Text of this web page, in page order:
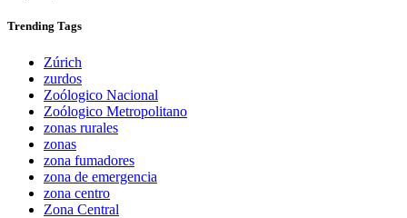
Trending Tags
Zúrich
zurdos
Zoólogico Nacional
Zoólogico Metropolitano
zonas rurales
zonas
zona fumadores
zona de emergencia
zona centro
Zona Central